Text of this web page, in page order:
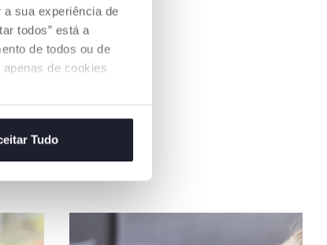
sua experiência de
todos” está a
de todos ou de
de cookies
Tudo